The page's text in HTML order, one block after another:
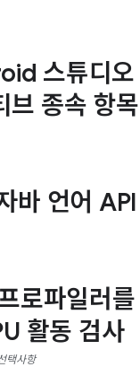
스튜디오
브 종속 항목
바 언어
로파일러
활동 검사
택사항